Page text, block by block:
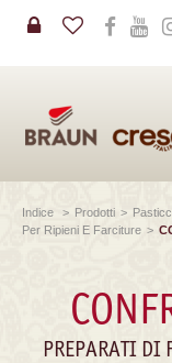
Indice > Prodotti >
Per Ripieni E Farciture >
PREPARATI DI